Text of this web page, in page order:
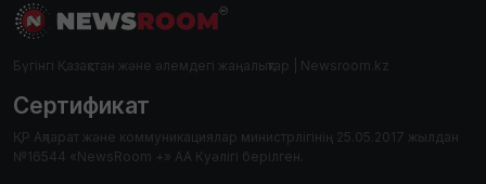
Бүгінгі Қазақстан және әлемдегі жаңалықтар | Newsroom.kz
Сертификат
ҚР Ақпарат және коммуникациялар министрлігінің 25.05.2017 жылдан
№16544 «NewsRoom +» АА Куәлігі берілген.